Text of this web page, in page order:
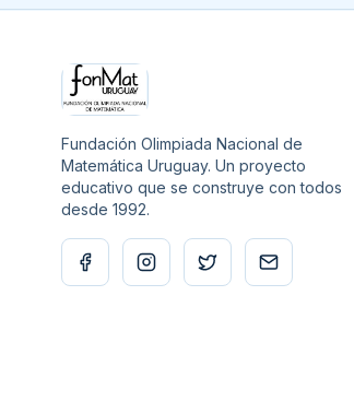
Fundación Olimpiada Nacional de
Matemática Uruguay. Un proyecto
educativo que se construye con todos
desde 1992.